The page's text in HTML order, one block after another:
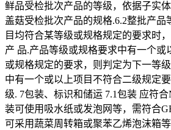
鲜品受检批次产品的等级，依据子实
盖菇受检批次产品的规格.6.2整批产品
目均符合某等级或规格规定的要求时
产 品.产品等级或规格要求中有一个或
或规格规定的要求，则判定为下一等
中有一个或以上项目不符合二级规定
级. 7包装、标识和储运 7.1包装 应符
装可使用吸水纸或发泡网等，需符合
可采用蔬菜周转箱或聚苯乙烯泡沫箱